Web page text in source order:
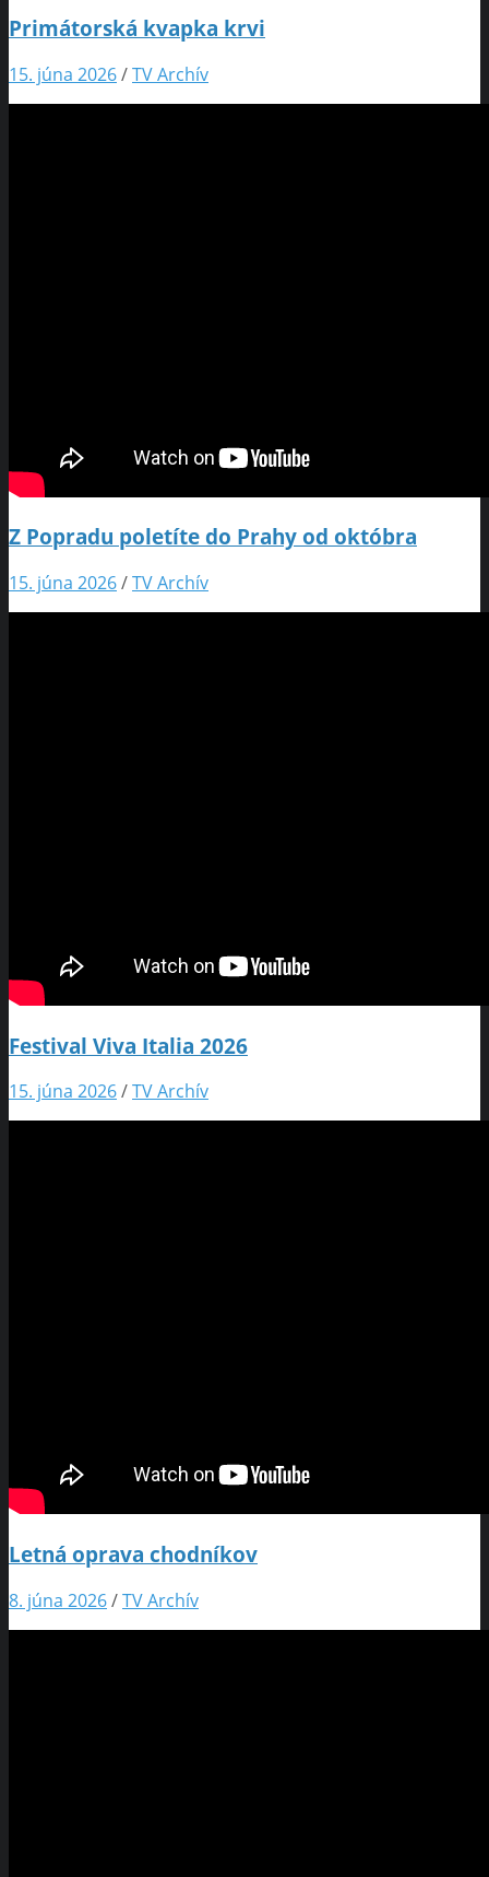
Primátorská kvapka krvi
15. júna 2026/TV Archív
Z Popradu poletíte do Prahy od októbra
15. júna 2026/TV Archív
Festival Viva Italia 2026
15. júna 2026/TV Archív
Letná oprava chodníkov
8. júna 2026/TV Archív